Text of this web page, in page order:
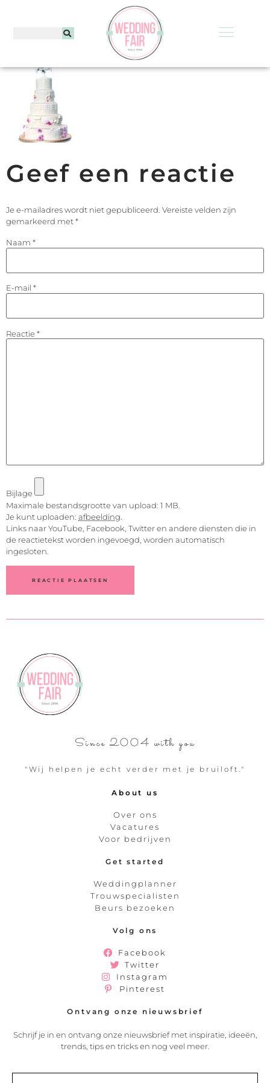
Geef een reactie
Je e-mailadres wordt niet gepubliceerd. Vereiste velden zijn
gemarkeerd met*
Naam *
E-mail *
Reactie *
Bijlage
Maximale bestandsgrootte van upload: 1 MB.
Je kunt uploaden: afbeelding
Links naar YouTube, Facebook, Twitter en andere diensten die in
de reactietekst worden ingevoegd, worden automatisch
ingesloten.
Since 2004 with you
"Wij helpen je echt verder met je bruiloft."
About us
Over ons
Vacatures
Voor bedrijven
Get started
Weddingplanner
Trouwspecialisten
Beurs bezoeken
Volg ons
Facebook
Twitter
Instagram
Pinterest
Ontvang onze nieuwsbrief
Schrijf je in en ontvang onze nieuwsbrief met inspiratie, ideeën,
trends, tips en tricks en nog veel meer.